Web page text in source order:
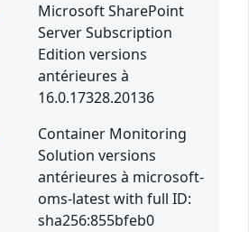
Microsoft SharePoint
Server Subscription
Edition versions
antérieures à
16.0.17328.20136
Container Monitoring
Solution versions
antérieures à microsoft-
oms-latest with full ID:
sha256:855bfeb0